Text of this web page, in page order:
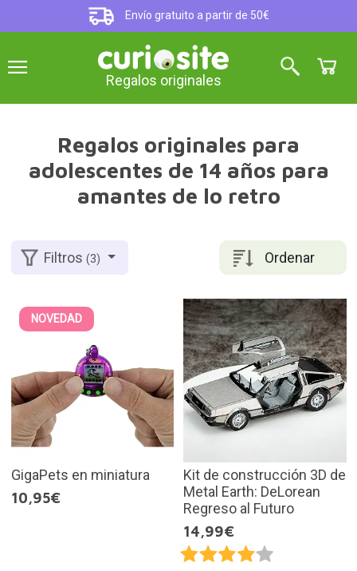
Envío gratuito a partir de 50€
Regalos originales
Regalos originales para
adolescentes de 14 años para
amantes de lo retro
Ordenar
Filtros(3)
NOVEDAD
GigaPets en miniatura
10,95€
Kit de construcción 3D de
Metal Earth: DeLorean
Regreso al Futuro
14,99€